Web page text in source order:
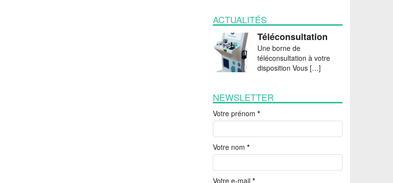
ACTUALITÉS
Téléconsultation
Une borne de
téléconsultation à votre
disposition Vous […]
NEWSLETTER
Votre prénom *
Votre nom *
Votre e-mail *